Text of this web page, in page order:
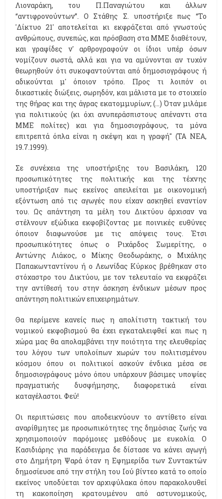
Λιοναράκη, του Π.Παναγιώτου και άλλων
“αντιφρονούντων”. Ο Στάθης Σ. υποστήριξε πως “Το
'Δίκτυο 21' αποτελείται κι εκφράζεται από γνωστούς
ανθρώπους, συνεπώς, και πρόσβαση στα ΜΜΕ διαθέτουν,
και γραφίδες ν' αρθρογραφούν οι ίδιοι υπέρ όσων
νομίζουν σωστά, αλλά και για να αμύνονται αν τυχόν
θεωρηθούν ότι συκοφαντούνται από δημοσιογράφους ή
αδικούνται μ' όποιον τρόπο. Προς τι λοιπόν οι
δικαστικές διώξεις, σωρηδόν, και μάλιστα με το στοιχείο
της θήρας και της άγρας εκατομμυρίων; (...) Όταν μιλάμε
για πολιτικούς (κι όχι ανυπεράσπιστους απέναντι στα
ΜΜΕ πολίτες) και για δημοσιογράφους, τα μόνα
επιτρεπτά όπλα είναι η σκέψη και η γραφή" (ΤΑ ΝΕΑ,
19.7.1999).
Σε συνέχεια της υποστήριξης του Βασιλάκη, 120
προσωπικότητες της πολιτικής και της τέχνης
υποστήριξαν πως εκείνος απειλείται με οικονομική
εξόντωση από τις αγωγές που είχαν ασκηθεί εναντίον
του. Ως απάντηση τα μέλη του Δικτύου άρχισαν να
στέλνουν εξώδικα εκφοβίζοντας με ποινικές ευθύνες
όποιον διαφωνούσε με τις απόψεις τους. Έτσι
προσωπικότητες όπως ο Ριχάρδος Σωμερίτης, ο
Αντώνης Λιάκος, ο Μίκης Θεοδωράκης, ο Μιχάλης
Παπακωνταντίνου ή ο Λεωνίδας Κύρκος βρέθηκαν στο
στόχαστρο του Δικτύου, με τον τελευταίο να εκφράζει
την αντίθεσή του στην άσκηση ένδικων μέσων προς
απάντηση πολιτικών επιχειρημάτων.
Θα περίμενε κανείς πως η απολίτιστη τακτική του
νομικού εκφοβισμού θα έχει εγκαταλειφθεί και πως η
χώρα μας θα απολαμβάνει την ποιότητα της ελευθερίας
του λόγου των υπολοίπων χωρών του πολιτισμένου
κόσμου όπου οι πολιτικοί ασκούν ένδικα μέσα σε
δημοσιογράφους μόνο όπου υπάρχουν βάσιμες υποψίες
πραγματικής δυσφήμησης, διαφορετικά είναι
καταγέλαστοι. Φεύ!
Οι περιπτώσεις που αποδεικνύουν το αντίθετο είναι
αναρίθμητες με προσωπικότητες της δημόσιας ζωής να
χρησιμοποιούν παρόμοιες μεθόδους με ευκολία. Ο
Κασιδιάρης για παράδειγμα δε δίστασε να κάνει αγωγή
στο Δημήτρη Ψαρά όταν η Εφημερίδα των Συντακτών
δημοσίευσε από την στήλη του Ιού βίντεο κατά το οποίο
εκείνος υποδύεται τον αρχιφύλακα όπου παρακολουθεί
τη κακοποίηση κρατουμένου από αστυνομικούς,